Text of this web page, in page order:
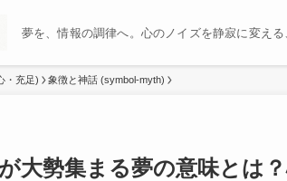
夢を、情報の調律へ。心のノイズを静寂に変え
・充足) 象徴と神話 (symbol-myth)
大勢集まる夢の意味とは